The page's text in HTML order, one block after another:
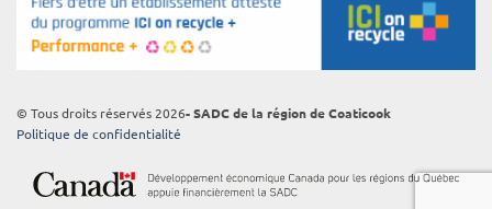
© Tous droits réservés 2026- SADC de la région de Coaticook
Politique de confidentialité